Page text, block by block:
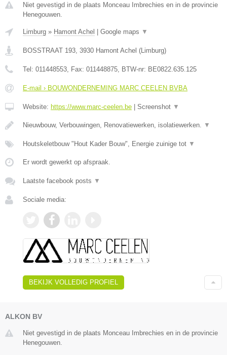
Niet gevestigd in de plaats Monceau Imbrechies en in de provincie
Henegouwen.
Limburg » Hamont Achel | Google maps ▼
BOSSTRAAT 193 3930 Hamont Achel (Limburg)
Tel: 011448553 , Fax: 011448875 , BTW-nr: BE0822.635.125
E-mail › BOUWONDERNEMING MARC CEELEN BVBA
Website: https://www.marc-ceelen.be | Screenshot ▼
Nieuwbouw, Verbouwingen, Renovatiewerken, isolatiewerken. ▼
Houtskeletbouw "Hout Kader Bouw", Energie zuinige tot ▼
Er wordt gewerkt op afspraak.
Laatste facebook posts ▼
Sociale media:
BEKIJK VOLLEDIG PROFIEL
ALKON BV
Niet gevestigd in de plaats Monceau Imbrechies en in de provincie
Henegouwen.